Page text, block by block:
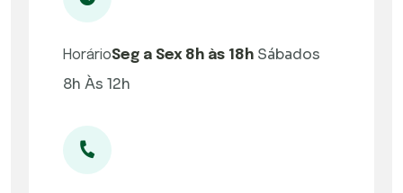
HorárioSeg a Sex 8h às 18h Sábados
8h Às 12h